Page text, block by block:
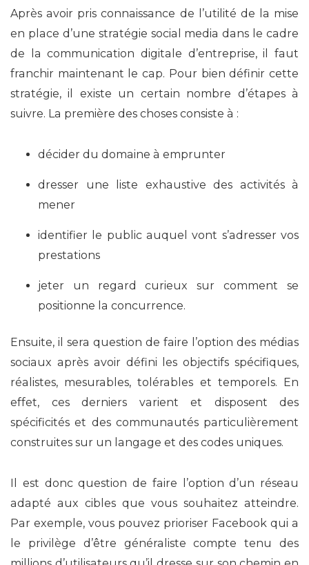
Après avoir pris connaissance de l’utilité de la mise
en place d’une stratégie social media dans le cadre
de la communication digitale d’entreprise, il faut
franchir maintenant le cap. Pour bien définir cette
stratégie, il existe un certain nombre d’étapes à
suivre. La première des choses consiste à :
décider du domaine à emprunter
dresser une liste exhaustive des activités à
mener
identifier le public auquel vont s’adresser vos
prestations
jeter un regard curieux sur comment se
positionne la concurrence.
Ensuite, il sera question de faire l’option des médias
sociaux après avoir défini les objectifs spécifiques,
réalistes, mesurables, tolérables et temporels. En
effet, ces derniers varient et disposent des
spécificités et des communautés particulièrement
construites sur un langage et des codes uniques.
Il est donc question de faire l’option d’un réseau
adapté aux cibles que vous souhaitez atteindre.
Par exemple, vous pouvez prioriser Facebook qui a
le privilège d’être généraliste compte tenu des